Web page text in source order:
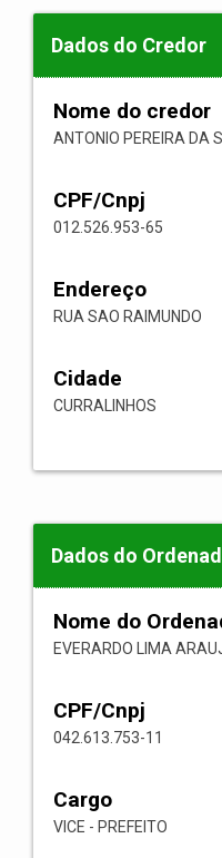
Dados do Credor
Nome do credor
ANTONIO PEREIRA DA
CPF/Cnpj
012.526.953-65
Endereço
RUA SAO RAIMUNDO
Cidade
CURRALINHOS
Dados do
Nome do
EVERARDO LIMA
CPF/Cnpj
042.613.753-11
Cargo
VICE - PREFEITO